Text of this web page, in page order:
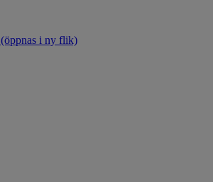
(öppnas i ny flik)